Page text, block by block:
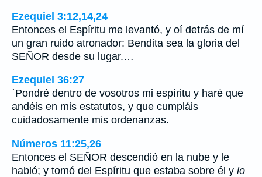
Ezequiel 3:12,14,24
Entonces el Espíritu me levantó, y oí detrás de mí
un gran ruido atronador: Bendita sea la gloria del
SEÑOR desde su lugar.…
Ezequiel 36:27
`Pondré dentro de vosotros mi espíritu y haré que
andéis en mis estatutos, y que cumpláis
cuidadosamente mis ordenanzas.
Números 11:25,26
Entonces el SEÑOR descendió en la nube y le
habló; y tomó del Espíritu que estaba sobre él y lo